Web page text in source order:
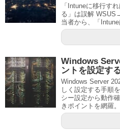
「Intuneに移行す
る」は誤解
当者から、「
Windows
ントを設定す
Windows Server
しく設定する手順
シー設定から動作
きポイントを網羅。